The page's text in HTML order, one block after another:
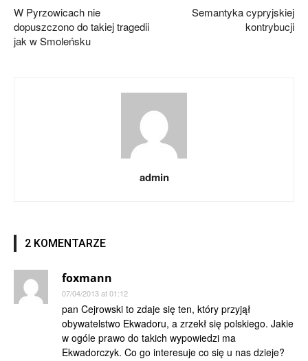
W Pyrzowicach nie
dopuszczono do takiej tragedii
jak w Smoleńsku
Semantyka cypryjskiej
kontrybucji
admin
2 KOMENTARZE
foxmann
07/04/2013 at 01:12
pan Cejrowski to zdaje się ten, który przyjął
obywatelstwo Ekwadoru, a zrzekł się polskiego. Jakie
w ogóle prawo do takich wypowiedzi ma
Ekwadorczyk. Co go interesuje co się u nas dzieje?